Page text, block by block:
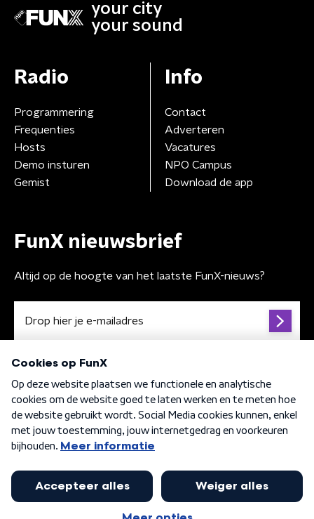
your city
your sound
Radio
Programmering
Frequenties
Hosts
Demo insturen
Gemist
Info
Contact
Adverteren
Vacatures
NPO Campus
Download de app
FunX nieuwsbrief
Altijd op de hoogte van het laatste FunX-nieuws?
Algemene voorwaarden Privacybeleid